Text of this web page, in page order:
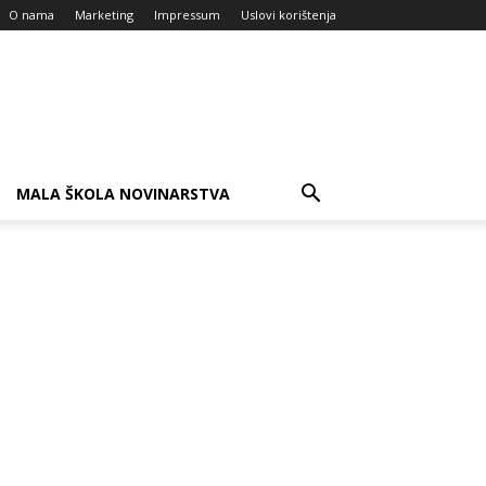
O nama Marketing Impressum Uslovi korištenja
MALA ŠKOLA NOVINARSTVA